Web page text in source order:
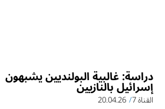
دراسة: غالبية البولنديين يشبهون
إسرائيل بالنازيين
القناة 7 20.04.26